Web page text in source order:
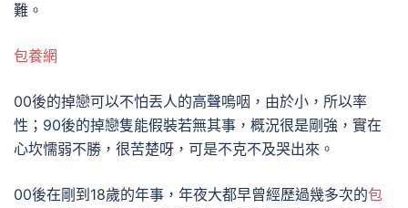
難。
包養網
00後的掉戀可以不怕丟人的高聲嗚咽，由於小，所以率
性；90後的掉戀隻能假裝若無其事，概況很是剛強，實在
心坎懦弱不勝，很苦楚呀，可是不克不及哭出來。
00後在剛到18歲的年事，年夜大都早曾經歷過幾多次的包